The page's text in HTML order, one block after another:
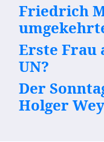
Friedrich
Erste Frau
UN?
Der
Holger